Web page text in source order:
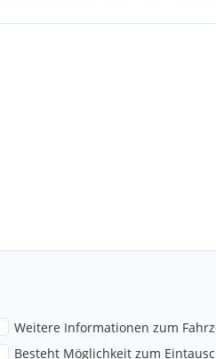
Weitere Informationen zum
Besteht Möglichkeit zum